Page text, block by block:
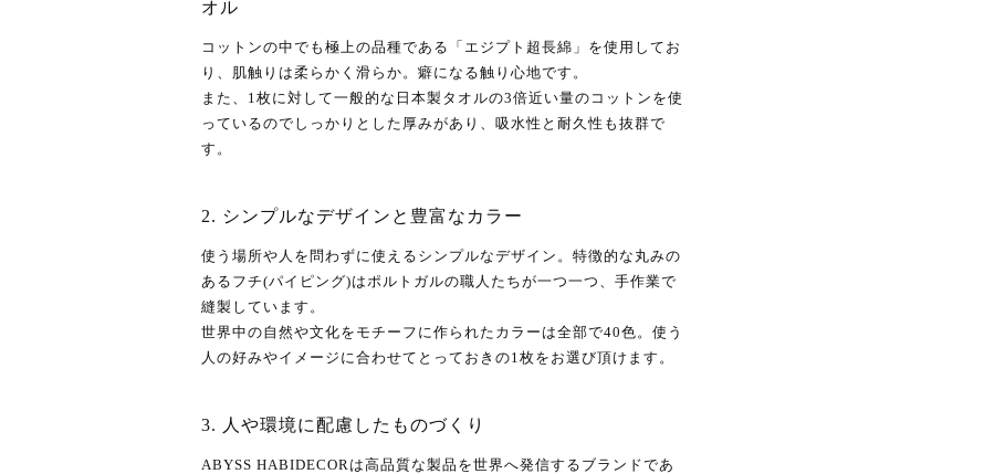
オル
コットンの中でも極上の品種である「エジプト超長綿」を使用してお
り、肌触りは柔らかく滑らか。癖になる触り心地です。
また、1枚に対して一般的な日本製タオルの3倍近い量のコットンを使
っているのでしっかりとした厚みがあり、吸水性と耐久性も抜群で
す。
2. シンプルなデザインと豊富なカラー
使う場所や人を問わずに使えるシンプルなデザイン。特徴的な丸みの
あるフチ(パイピング)はポルトガルの職人たちが一つ一つ、手作業で
縫製しています。
世界中の自然や文化をモチーフに作られたカラーは全部で40色。使う
人の好みやイメージに合わせてとっておきの1枚をお選び頂けます。
3. 人や環境に配慮したものづくり
ABYSS HABIDECORは高品質な製品を世界へ発信するブランドであ